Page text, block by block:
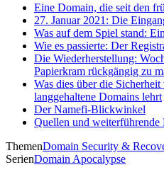
Eine Domain, die seit den
27. Januar 2021: Die
Was auf dem Spiel stand:
Wie es passierte: Der
Die Wiederherstellung:
Papierkram rückgängig zu
Was dies über die
langgehaltene Domains lehrt
Der Namefi-Blickwinkel
Quellen und weiterführende
ThemenDomain Security &
SerienDomain Apocalypse